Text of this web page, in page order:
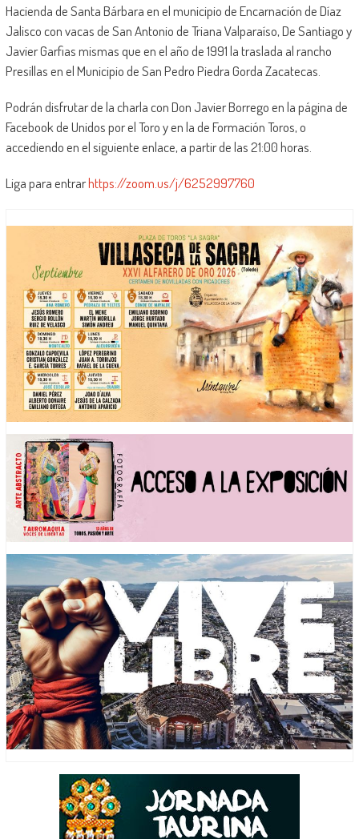
Hacienda de Santa Bárbara en el municipio de Encarnación de Díaz
Jalisco con vacas de San Antonio de Triana Valparaíso, De Santiago y
Javier Garfias mismas que en el año de 1991 la traslada al rancho
Presillas en el Municipio de San Pedro Piedra Gorda Zacatecas.
Podrán disfrutar de la charla con Don Javier Borrego en la página de
Facebook de Unidos por el Toro y en la de Formación Toros, o
accediendo en el siguiente enlace, a partir de las 21:00 horas.
Liga para entrarhttps://zoom.us/j/6252997760